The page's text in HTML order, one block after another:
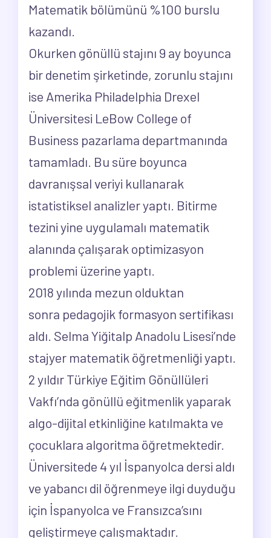
Matematik bölümünü %100 burslu
kazandı.
Okurken gönüllü stajını 9 ay boyunca
bir denetim şirketinde, zorunlu stajını
ise Amerika Philadelphia Drexel
Üniversitesi LeBow College of
Business pazarlama departmanında
tamamladı. Bu süre boyunca
davranışsal veriyi kullanarak
istatistiksel analizler yaptı. Bitirme
tezini yine uygulamalı matematik
alanında çalışarak optimizasyon
problemi üzerine yaptı.
2018 yılında mezun olduktan
sonra pedagojik formasyon sertifikası
aldı. Selma Yiğitalp Anadolu Lisesi’nde
stajyer matematik öğretmenliği yaptı.
2 yıldır Türkiye Eğitim Gönüllüleri
Vakfı’nda gönüllü eğitmenlik yaparak
algo-dijital etkinliğine katılmakta ve
çocuklara algoritma öğretmektedir.
Üniversitede 4 yıl İspanyolca dersi aldı
ve yabancı dil öğrenmeye ilgi duyduğu
için İspanyolca ve Fransızca’sını
geliştirmeye çalışmaktadır.